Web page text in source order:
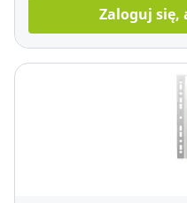
Zaloguj się,